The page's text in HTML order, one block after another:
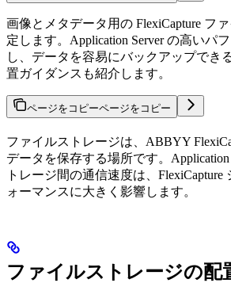
画像とメタデータ用の FlexiCapture フ
定します。Application Server の高いパ
し、データを容易にバックアップでき
置ガイダンスも紹介します。
ページをコピーページをコピー
ファイルストレージは、ABBYY
データを保存する場所です。
トレージ間の通信速度は、FlexiCapture
ォーマンスに大きく影響します。
ファイルストレージの配